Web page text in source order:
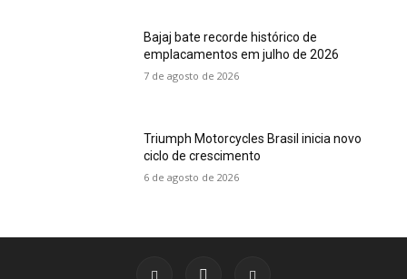
Bajaj bate recorde histórico de
emplacamentos em julho de 2026
7 de agosto de 2026
Triumph Motorcycles Brasil inicia novo
ciclo de crescimento
6 de agosto de 2026